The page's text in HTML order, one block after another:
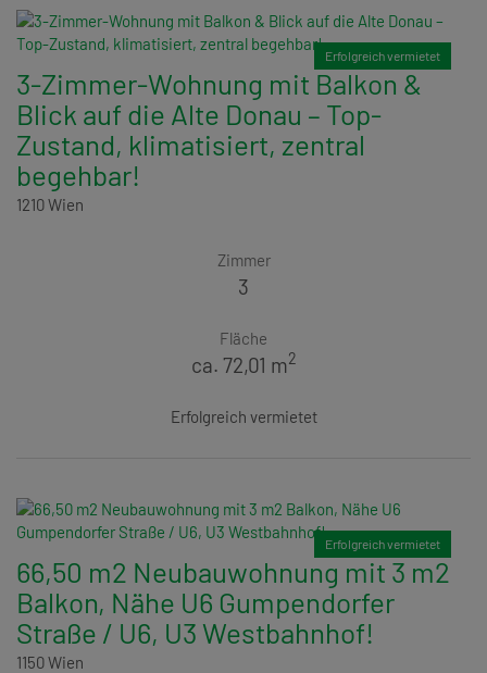
Erfolgreich vermietet
3-Zimmer-Wohnung mit Balkon &
Blick auf die Alte Donau – Top-
Zustand, klimatisiert, zentral
begehbar!
1210 Wien
Zimmer
3
Fläche
ca. 72,01 m2
Erfolgreich vermietet
Erfolgreich vermietet
66,50 m2 Neubauwohnung mit 3 m2
Balkon, Nähe U6 Gumpendorfer
Straße / U6, U3 Westbahnhof!
1150 Wien